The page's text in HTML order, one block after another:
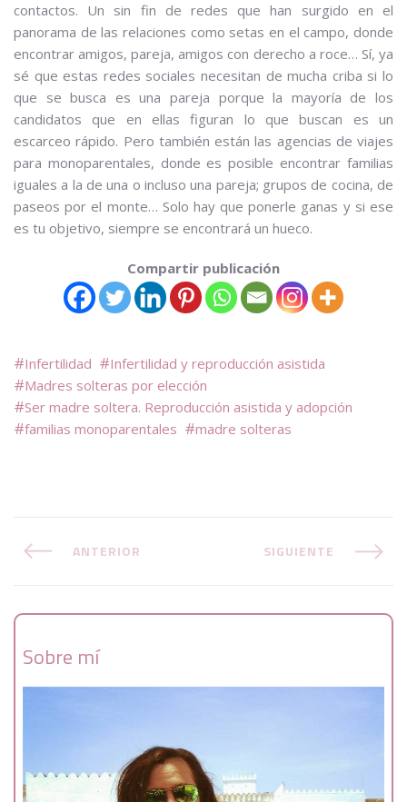
Sobre mí
contactos. Un sin fin de redes que han surgido en el
panorama de las relaciones como setas en el campo, donde
encontrar amigos, pareja, amigos con derecho a roce… Sí, ya
sé que estas redes sociales necesitan de mucha criba si lo
que se busca es una pareja porque la mayoría de los
candidatos que en ellas figuran lo que buscan es un
escarceo rápido. Pero también están las agencias de viajes
para monoparentales, donde es posible encontrar familias
iguales a la de una o incluso una pareja; grupos de cocina, de
paseos por el monte… Solo hay que ponerle ganas y si ese
es tu objetivo, siempre se encontrará un hueco.
Compartir publicación
Infertilidad
Infertilidad y reproducción asistida
Madres solteras por elección
Ser madre soltera. Reproducción asistida y adopción
familias monoparentales
madre solteras
ANTERIOR SIGUIENTE